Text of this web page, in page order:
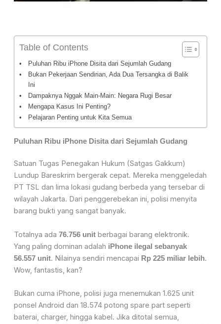
Table of Contents
Puluhan Ribu iPhone Disita dari Sejumlah Gudang
Bukan Pekerjaan Sendirian, Ada Dua Tersangka di Balik
Ini
Dampaknya Nggak Main-Main: Negara Rugi Besar
Mengapa Kasus Ini Penting?
Pelajaran Penting untuk Kita Semua
Puluhan Ribu iPhone Disita dari Sejumlah Gudang
Satuan Tugas Penegakan Hukum (Satgas Gakkum)
Lundup Bareskrim bergerak cepat. Mereka menggeledah
PT TSL dan lima lokasi gudang berbeda yang tersebar di
wilayah Jakarta. Dari penggerebekan ini, polisi menyita
barang bukti yang sangat banyak.
Totalnya ada 76.756 unitberbagai barang elektronik.
Yang paling dominan adalah iPhone ilegal sebanyak
56.557 unit. Nilainya sendiri mencapai Rp 225 miliar lebih.
Wow, fantastis, kan?
Bukan cuma iPhone, polisi juga menemukan 1.625 unit
ponsel Android dan 18.574 potong spare part seperti
baterai, charger, hingga kabel. Jika ditotal semua,